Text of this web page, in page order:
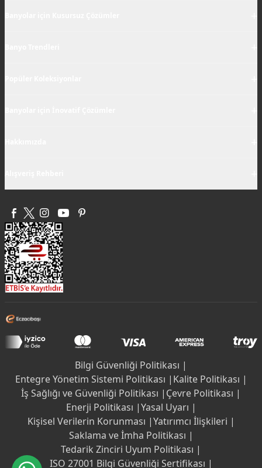
Bilgi Güvenliği Politikası |
Entegre Yönetim Sistemi Politikası | Kalite Politikası |
İş Sağlığı ve Güvenliği Politikası | Çevre Politikası |
Enerji Politikası |Yasal Uyarı |
Kişisel Verilerin Korunması |Yatırımcı İlişkileri |
Saklama ve İmha Politikası |
Tedarik Zinciri Uyum Politikası |
ISO 27001 Bilgi Güvenliği Sertifikası |